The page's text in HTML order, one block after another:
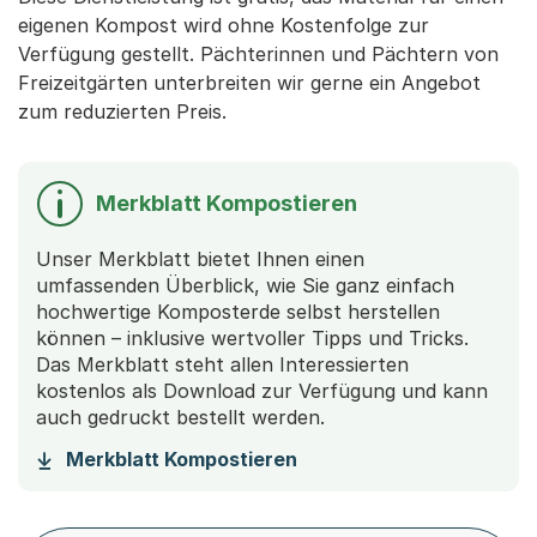
eigenen Kompost wird ohne Kostenfolge zur
Verfügung gestellt. Pächterinnen und Pächtern von
Freizeitgärten unterbreiten wir gerne ein Angebot
zum reduzierten Preis.
Merkblatt Kompostieren
Unser Merkblatt bietet Ihnen einen
umfassenden Überblick, wie Sie ganz einfach
hochwertige Komposterde selbst herstellen
können – inklusive wertvoller Tipps und Tricks.
Das Merkblatt steht allen Interessierten
kostenlos als Download zur Verfügung und kann
auch gedruckt bestellt werden.
Merkblatt Kompostieren